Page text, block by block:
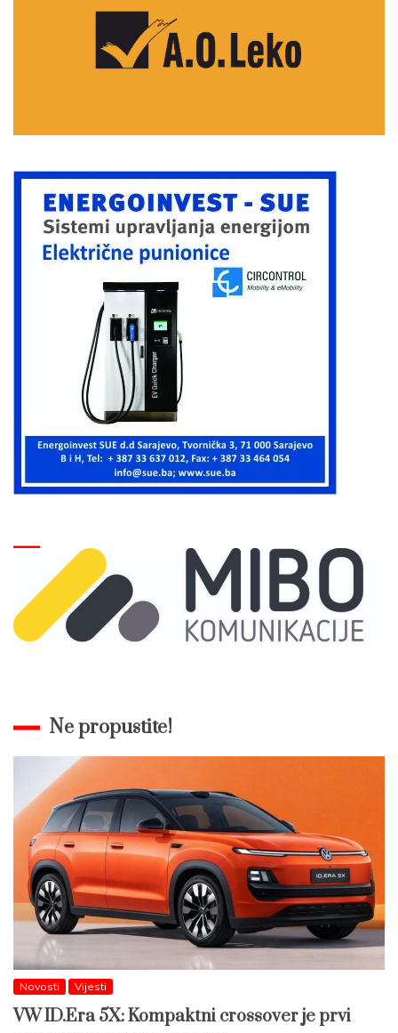
Ne propustite!
Novosti Vijesti
VW ID.Era 5X: Kompaktni crossover je prvi